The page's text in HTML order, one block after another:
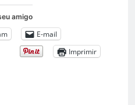
amigo
E-mail
Imprimir